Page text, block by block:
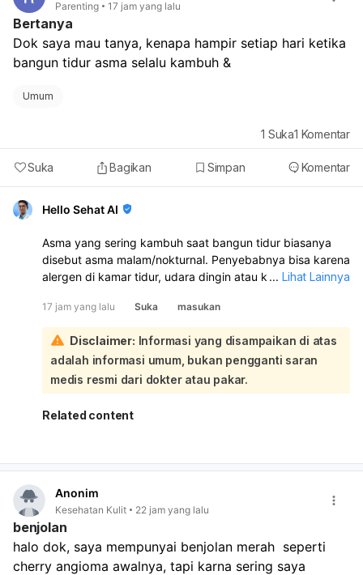
Parenting 17 jam yang lalu
Bertanya
Dok saya mau tanya, kenapa hampir setiap hari ketika
bangun tidur asma selalu kambuh &
Umum
Suka Bagikan Simpan Komentar
1 Suka1 Komentar
Hello Sehat AI
Asma yang sering kambuh saat bangun tidur biasanya
disebut asma malam/nokturnal. Penyebabnya bisa karena
alergen di kamar tidur, udara dingin atau kering, posisi
berubah saat malam. Sebaiknya Anda periksa ke dokter
spesialis paru atau alergi/imunologi untuk evaluasi dan
penyesuaian obat. Untuk membantu mengurangi
kambuh, jaga kamar tidur tetap bersih, hindari debu dan
hewan peliharaan, gunakan obat/inhaler sesuai anjuran
dokter, dan tinggikan posisi kepala saat tidur.
... Lihat Lainnya
17 jam yang lalu Suka masukan
Disclaimer: Informasi yang disampaikan di atas
adalah informasi umum, bukan pengganti saran
medis resmi dari dokter atau pakar.
Related content
Anonim
Kesehatan Kulit 22 jam yang lalu
benjolan
halo dok, saya mempunyai benjolan merah  seperti
cherry angioma awalnya, tapi karna sering saya